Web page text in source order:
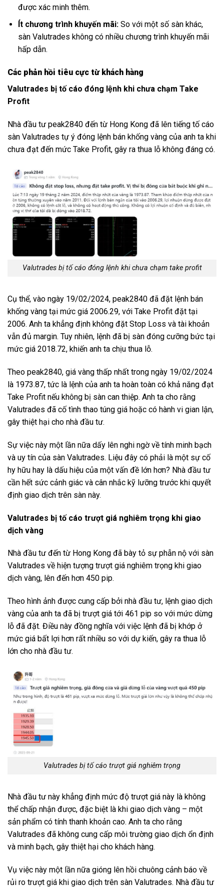
được xác minh thêm.
Ít chương trình khuyến mãi:So với một số sàn khác,
sàn Valutrades không có nhiều chương trình khuyến mãi
hấp dẫn.
Các phản hồi tiêu cực từ khách hàng
Valutrades bị tố cáo đóng lệnh khi chưa chạm Take
Profit
Nhà đầu tư peak2840 đến từ Hong Kong đã lên tiếng tố cáo
sàn Valutrades tự ý đóng lệnh bán khống vàng của anh ta khi
chưa đạt đến mức Take Profit, gây ra thua lỗ không đáng có.
Valutrades bị tố cáo đóng lệnh khi chưa chạm take profit
Cụ thể, vào ngày 19/02/2024, peak2840 đã đặt lệnh bán
khống vàng tại mức giá 2006.29, với Take Profit đặt tại
2006. Anh ta khẳng định không đặt Stop Loss và tài khoản
vẫn đủ margin. Tuy nhiên, lệnh đã bị sàn đóng cưỡng bức tại
mức giá 2018.72, khiến anh ta chịu thua lỗ.
Theo peak2840, giá vàng thấp nhất trong ngày 19/02/2024
là 1973.87, tức là lệnh của anh ta hoàn toàn có khả năng đạt
Take Profit nếu không bị sàn can thiệp. Anh ta cho rằng
Valutrades đã cố tình thao túng giá hoặc có hành vi gian lận,
gây thiệt hại cho nhà đầu tư.
Sự việc này một lần nữa dấy lên nghi ngờ về tính minh bạch
và uy tín của sàn Valutrades. Liệu đây có phải là một sự cố
hy hữu hay là dấu hiệu của một vấn đề lớn hơn? Nhà đầu tư
cần hết sức cảnh giác và cân nhắc kỹ lưỡng trước khi quyết
định giao dịch trên sàn này.
Valutrades bị tố cáo trượt giá nghiêm trọng khi giao
dịch vàng
Nhà đầu tư đến từ Hong Kong đã bày tỏ sự phẫn nộ với sàn
Valutrades về hiện tượng trượt giá nghiêm trọng khi giao
dịch vàng, lên đến hơn 450 pip.
Theo hình ảnh được cung cấp bởi nhà đầu tư, lệnh giao dịch
vàng của anh ta đã bị trượt giá tới 461 pip so với mức dừng
lỗ đã đặt. Điều này đồng nghĩa với việc lệnh đã bị khớp ở
mức giá bất lợi hơn rất nhiều so với dự kiến, gây ra thua lỗ
lớn cho nhà đầu tư.
Valutrades bị tố cáo trượt giá nghiêm trọng
Nhà đầu tư này khẳng định mức độ trượt giá này là không
thể chấp nhận được, đặc biệt là khi giao dịch vàng – một
sản phẩm có tính thanh khoản cao. Anh ta cho rằng
Valutrades đã không cung cấp môi trường giao dịch ổn định
và minh bạch, gây thiệt hại cho khách hàng.
Vụ việc này một lần nữa gióng lên hồi chuông cảnh báo về
rủi ro trượt giá khi giao dịch trên sàn Valutrades. Nhà đầu tư